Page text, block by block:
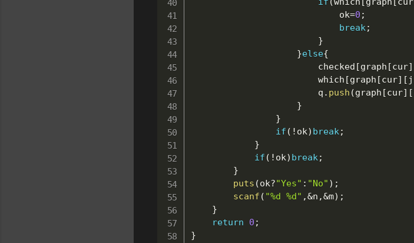
							ok
=0 ;
break;
}
}else{
						checked
[graph [cur]
						which
[graph [cur] [ j
						q
. push (graph [cur] [
}
}
if ( ! ok) break;
}
if ( ! ok) break;
}
puts (ok?"Yes" : "No" ) ;
scanf ( "%d %d" ,&n ,&m) ;
}
return
0 ;
}